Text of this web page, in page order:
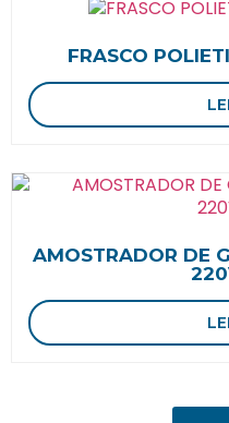
FRASCO
AMOSTRADOR DE